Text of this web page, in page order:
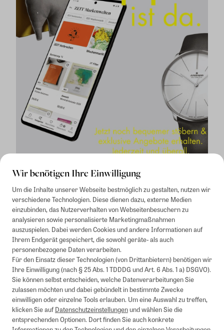
Wir benötigen Ihre Einwilligung
Um die Inhalte unserer Webseite bestmöglich zu gestalten, nutzen wir
verschiedene Technologien. Diese dienen dazu, externe Medien
einzubinden, das Nutzerverhalten von Webseitenbesuchern zu
analysieren sowie personalisierte Marketingmaßnahmen
auszuspielen. Dabei werden Cookies und andere Informationen auf
Ihrem Endgerät gespeichert, die sowohl geräte- als auch
personenbezogene Daten verarbeiten.
Für den Einsatz dieser Technologien (von Drittanbietern) benötigen wir
Ihre Einwilligung (nach § 25 Abs. 1 TDDDG und Art. 6 Abs. 1 a) DSGVO).
Sie können selbst entscheiden, welche Datenverarbeitungen Sie
zulassen möchten und dabei gebündelt in bestimmte Zwecke
einwilligen oder einzelne Tools erlauben. Um eine Auswahl zu treffen,
klicken Sie aufDatenschutzeinstellungenund wählen Sie die
entsprechenden Optionen. Dort finden Sie auch konkrete
Mindestbestellwert von 50€. Nicht anwendbar auf Produkte, die der
Buchpreisbindung unterliegen, ZEIT-Akademie, e-Books. Keine
Barauszahlung möglich. Nicht mit weiteren Gutscheinen/Rabatten
kombinierbar.
Briefsendungen sind vom kostenlosen Rückversand ausgeschlossen.
Weitere Informationen zu Rücksendungen finden Sie hier.
Alle Preise inkl. gesetzl. MwSt. zzgl. Versandkosten